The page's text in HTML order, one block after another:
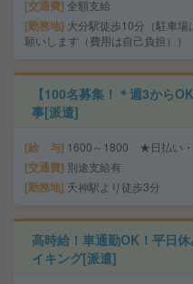
交通費 全額支給
勤務地 大分駅徒歩10分（駐車場
願いします（費用は自己負担））
【100名募集！＊週3から
事[派遣]
給 与 1600～1800 ★日払い・
交通費 別途支給有
勤務地 天神駅より徒歩3分
高時給！車通勤OK！平日
イキング[派遣]